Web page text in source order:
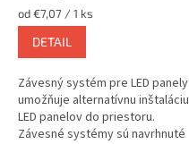
Jednotková
cena:
od €7,07 / 1 ks
DETAIL
Závesný systém pre LED panely
umožňuje alternatívnu inštaláciu
LED panelov do priestoru.
Závesné systémy sú navrhnuté